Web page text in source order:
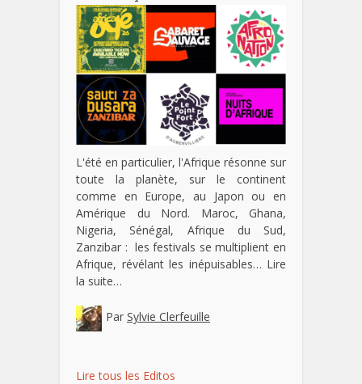
L'été en particulier, l'Afrique résonne sur
toute la planète, sur le continent
comme en Europe, au Japon ou en
Amérique du Nord. Maroc, Ghana,
Nigeria, Sénégal, Afrique du Sud,
Zanzibar : les festivals se multiplient en
Afrique, révélant les inépuisables… Lire
la suite…
Par Sylvie Clerfeuille
Lire tous les Editos